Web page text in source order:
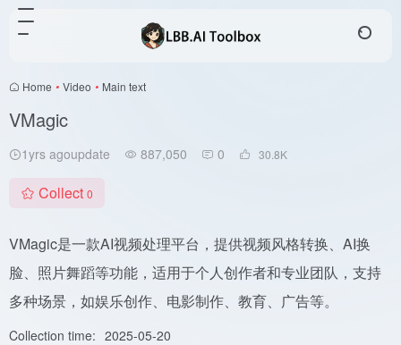
Home • Video • Main text
VMagic
1yrs agoupdate 887,050 0 30.8K
Collect 0
VMagic是一款AI视频处理平台，提供视频风格转换、AI换
脸、照片舞蹈等功能，适用于个人创作者和专业团队，支持
多种场景，如娱乐创作、电影制作、教育、广告等。
Collection time: 2025-05-20